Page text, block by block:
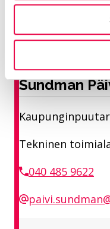
Sundman
Tekninen
040 485 9622